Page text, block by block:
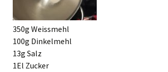
350g Weissmehl
100g Dinkelmehl
13g Salz
1El Zucker